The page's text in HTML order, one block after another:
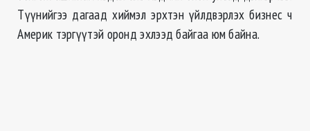
Түүнийгээ дагаад хиймэл эрхтэн үйлдвэрлэх бизнес ч
Америк тэргүүтэй оронд эхлээд байгаа юм байна.